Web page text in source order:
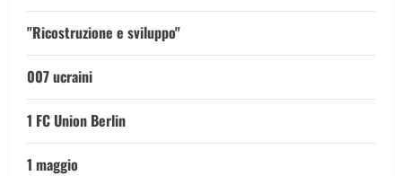
"Ricostruzione e sviluppo"
007 ucraini
1 FC Union Berlin
1 maggio